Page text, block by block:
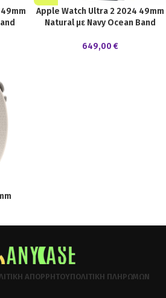
Apple Watch Ultra 2 2024 49mm
Natural με Navy Ocean Band
649,00 €
ΑΠΟΡΡΉΤΟΥΠΟΛΙΤΙΚΉ ΠΛΗΡΩΜΏΝ